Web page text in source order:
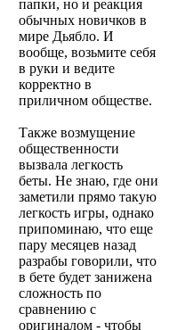
папки, но и реакция
обычных новичков в
мире Дьябло. И
вообще, возьмите себя
в руки и ведите
корректно в
приличном обществе.
Также возмущение
общественности
вызвала легкость
беты. Не знаю, где они
заметили прямо такую
легкость игры, однако
припоминаю, что еще
пару месяцев назад
разрабы говорили, что
в бете будет занижена
сложность по
сравнению с
оригиналом - чтобы